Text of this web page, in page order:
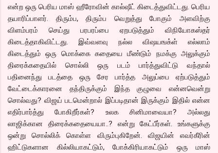
என்ற ஒரு பெரிய மாஸ் ஹீரோவின் கால்ஷீட் கிடைத்துவிட்டது. பெரிய
தயாரிப்பாளர். திரும்ப, திரும்ப வெறுத்து போகும் அளவிற்கு
விளம்பரம் செய்து பரபரப்பை ஏறபடுத்தும் விநியோகஸ்தர்
கிடைத்தாகிவிட்டது. இவ்வளவு நல்ல விஷயஙக்ள் எல்லாம்
கிடைத்தும் ஒரு மொக்கை கதையை மீண்டும் நமக்கு அலுக்கும்
திரைக்கதையில் சொல்லி ஒரு படம் பார்த்துவிட்டு வந்தால்
பதினைந்து படத்தை ஒரு சேர பார்த்த அலுப்பை ஏற்படுத்தும்
வேட்டைக்காரனை தந்திருக்கும் இந்த குழுவை என்னவென்று
சொல்வது? விஜய் படமென்றால் இப்படிதான் இருக்கும் இதில் என்ன
எதிர்பார்த்து போகிறீர்கள்? உலக சினிமாவையா? அல்லது
லாஜிக்கான திரைக்கதையையா..? என்று கேட்பீர்கள். உங்களுக்கு
ஒன்று சொல்லிக் கொள்ள விரும்புகிறேன். விஜயின் எவர்கீரின்
ஹிட்டுகளான கில்லியாகட்டும், போக்கிரியாகட்டும் ஒரு மாஸ்